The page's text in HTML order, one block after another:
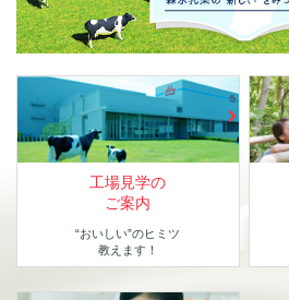
工場見学の
ご案内
“おいしい”のヒミツ
教えます！